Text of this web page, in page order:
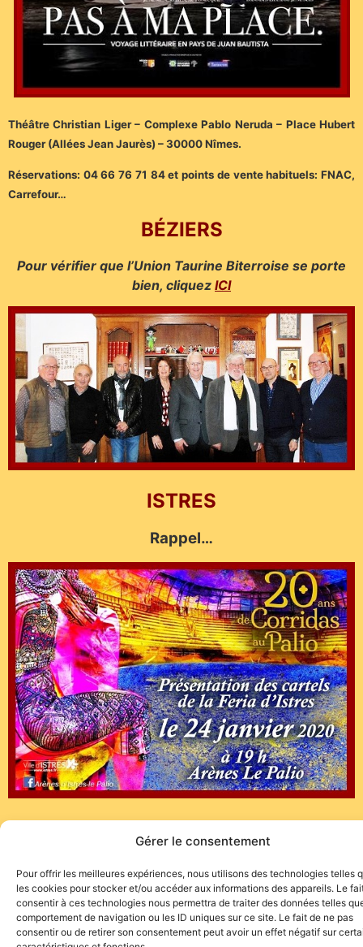
Gérer le consentement
Pour offrir les meilleures expériences, nous utilisons des technologies telles
les cookies pour stocker et/ou accéder aux informations des appareils. Le
consentir à ces technologies nous permettra de traiter des données telles
comportement de navigation ou les ID uniques sur ce site. Le fait de ne pas
consentir ou de retirer son consentement peut avoir un effet négatif sur
Théâtre Christian Liger – Complexe Pablo Neruda – Place Hubert
Rouger (Allées Jean Jaurès) – 30000 Nîmes.
Réservations: 04 66 76 71 84 et points de vente habituels: FNAC,
Carrefour…
BÉZIERS
Pour vérifier que l’Union Taurine Biterroise se porte
bien, cliquez ICI
ISTRES
Rappel…
Site de l'association TOROFIESTA